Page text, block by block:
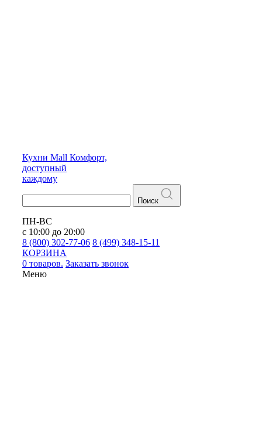
Кухни Mall Комфорт,
доступный
каждому
Поиск
ПН-ВС
с 10:00 до 20:00
8 (800) 302-77-06 8 (499) 348-15-11
КОРЗИНА
0 товаров. Заказать звонок
Меню